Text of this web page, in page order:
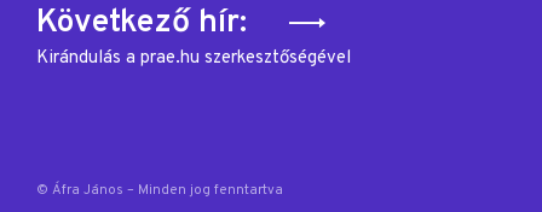
Következő hír:
Kirándulás a prae.hu szerkesztőségével
© Áfra János – Minden jog fenntartva